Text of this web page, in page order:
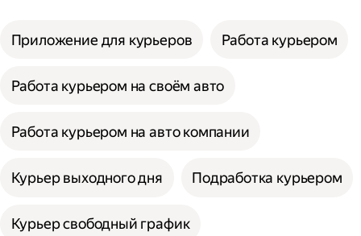
Приложение для курьеров Работа курьером
Работа курьером на своём авто
Работа курьером на авто компании
Курьер выходного дня Подработка курьером
Курьер свободный график